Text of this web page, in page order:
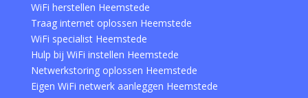
WiFi herstellen Heemstede
Traag internet oplossen Heemstede
WiFi specialist Heemstede
Hulp bij WiFi instellen Heemstede
Netwerkstoring oplossen Heemstede
Eigen WiFi netwerk aanleggen Heemstede